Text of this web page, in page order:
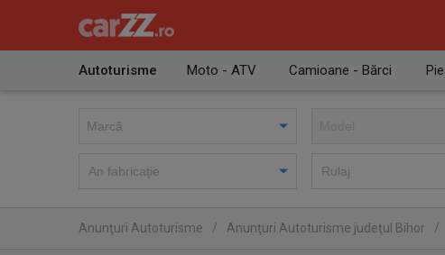
Autoturisme Moto - ATV Camioane - Bărci
Anunţuri Autoturisme / Anunţuri Autoturisme judeţul Bihor /